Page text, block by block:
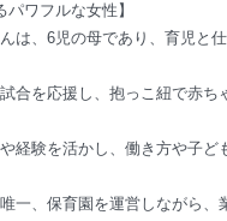
ワフルな女性】
は、6児の母であり、育児と
合を応援し、抱っこ紐で赤
経験を活かし、働き方や子
一、保育園を運営しながら